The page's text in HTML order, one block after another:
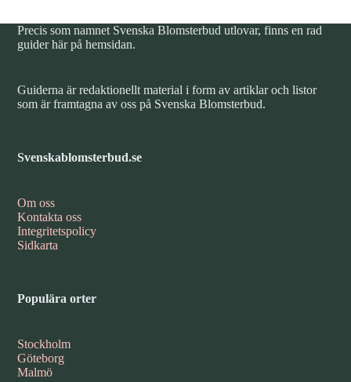
Precis som namnet Svenska Blomsterbud utlovar, finns en rad
guider här på hemsidan.
Guiderna är redaktionellt material i form av artiklar och listor
som är framtagna av oss på Svenska Blomsterbud.
Svenskablomsterbud.se
Om oss
Kontakta oss
Integritetspolicy
Sidkarta
Populära orter
Stockholm
Göteborg
Malmö